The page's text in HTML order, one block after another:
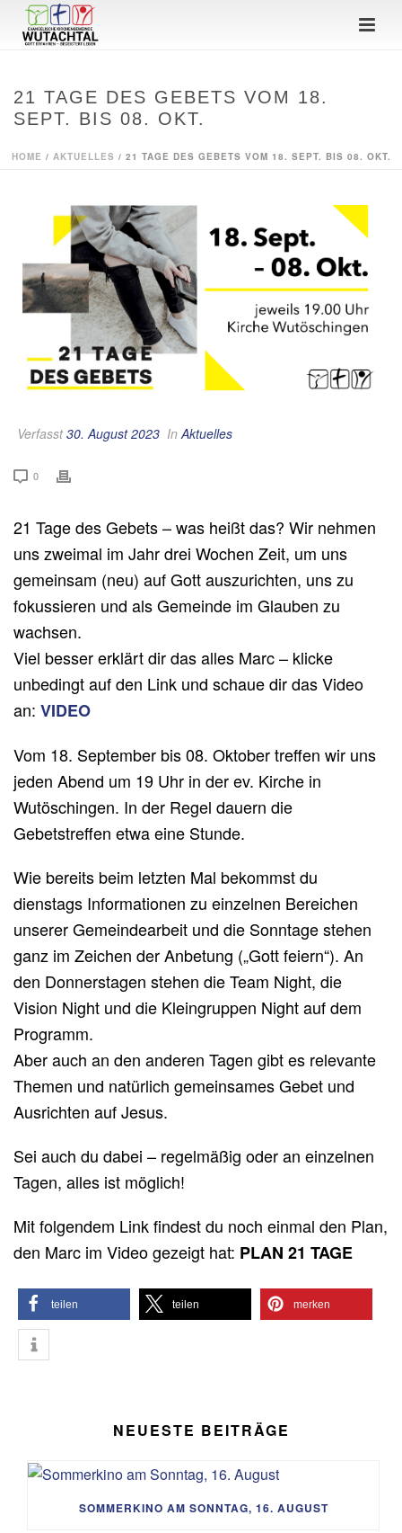
21 TAGE DES GEBETS VOM 18.
SEPT. BIS 08. OKT.
HOME / AKTUELLES / 21 TAGE DES GEBETS VOM 18. SEPT. BIS 08. OKT.
Verfasst30. August 2023 InAktuelles
0
21 Tage des Gebets – was heißt das? Wir nehmen
uns zweimal im Jahr drei Wochen Zeit, um uns
gemeinsam (neu) auf Gott auszurichten, uns zu
fokussieren und als Gemeinde im Glauben zu
wachsen.
Viel besser erklärt dir das alles Marc – klicke
unbedingt auf den Link und schaue dir das Video
an: VIDEO
Vom 18. September bis 08. Oktober treffen wir uns
jeden Abend um 19 Uhr in der ev. Kirche in
Wutöschingen. In der Regel dauern die
Gebetstreffen etwa eine Stunde.
Wie bereits beim letzten Mal bekommst du
dienstags Informationen zu einzelnen Bereichen
unserer Gemeindearbeit und die Sonntage stehen
ganz im Zeichen der Anbetung („Gott feiern“). An
den Donnerstagen stehen die Team Night, die
Vision Night und die Kleingruppen Night auf dem
Programm.
Aber auch an den anderen Tagen gibt es relevante
Themen und natürlich gemeinsames Gebet und
Ausrichten auf Jesus.
Sei auch du dabei – regelmäßig oder an einzelnen
Tagen, alles ist möglich!
Mit folgendem Link findest du noch einmal den Plan,
den Marc im Video gezeigt hat: PLAN 21 TAGE
teilen teilen merken
NEUESTE BEITRÄGE
SOMMERKINO AM SONNTAG, 16. AUGUST